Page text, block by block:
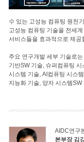
수 있는 고성능 컴퓨팅 원천
고성능 컴퓨팅 기술을 전세
서비스들을 효과적으로 제공
주요 연구개발 세부 기술로
기반SW 기술, 슈퍼컴퓨팅
시스템 기술, AI컴퓨팅 시스
지능화 기술, 양자 시스템
AIDC연구
본부장 김